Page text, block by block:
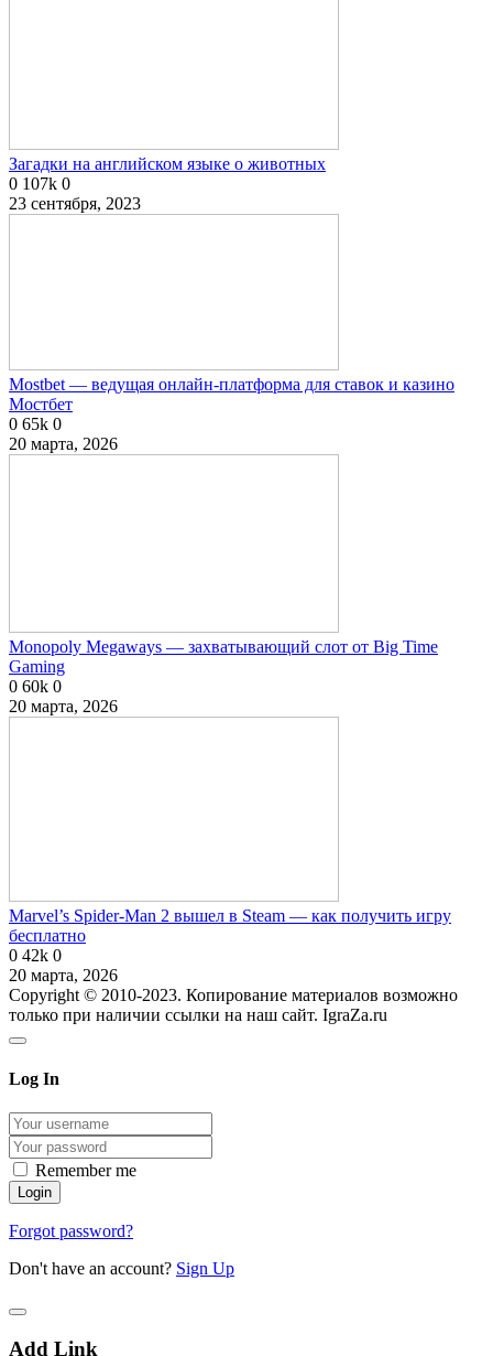
Загадки на английском языке о животных
0 107k 0
23 сентября, 2023
Mostbet — ведущая онлайн-платформа для ставок и казино
Мостбет
0 65k 0
20 марта, 2026
Monopoly Megaways — захватывающий слот от Big Time
Gaming
0 60k 0
20 марта, 2026
Marvel’s Spider-Man 2 вышел в Steam — как получить игру
бесплатно
0 42k 0
20 марта, 2026
Copyright © 2010-2023. Копирование материалов возможно
только при наличии ссылки на наш сайт. IgraZa.ru
Log In
Remember me
Forgot password?
Don't have an account? Sign Up
Add Link